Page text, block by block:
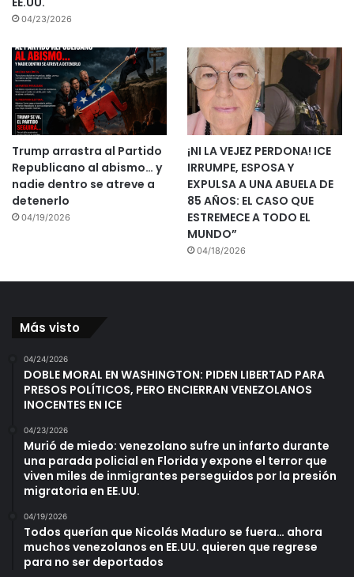
04/23/2026
Trump arrastra al Partido
Republicano al abismo… y
nadie dentro se atreve a
detenerlo
04/19/2026
¡NI LA VEJEZ PERDONA! ICE
IRRUMPE, ESPOSA Y
EXPULSA A UNA ABUELA DE
85 AÑOS: EL CASO QUE
ESTREMECE A TODO EL
MUNDO”
04/18/2026
Más visto
04/24/2026
DOBLE MORAL EN WASHINGTON: PIDEN LIBERTAD PARA
PRESOS POLÍTICOS, PERO ENCIERRAN VENEZOLANOS
INOCENTES EN ICE
04/23/2026
Murió de miedo: venezolano sufre un infarto durante
una parada policial en Florida y expone el terror que
viven miles de inmigrantes perseguidos por la presión
migratoria en EE.UU.
04/19/2026
Todos querían que Nicolás Maduro se fuera… ahora
muchos venezolanos en EE.UU. quieren que regrese
para no ser deportados